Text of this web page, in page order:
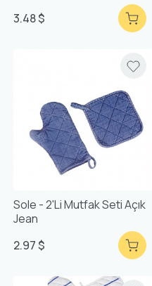
3.48 $
Sole - 2'li Mutfak Seti Açık
Jean
2.97 $